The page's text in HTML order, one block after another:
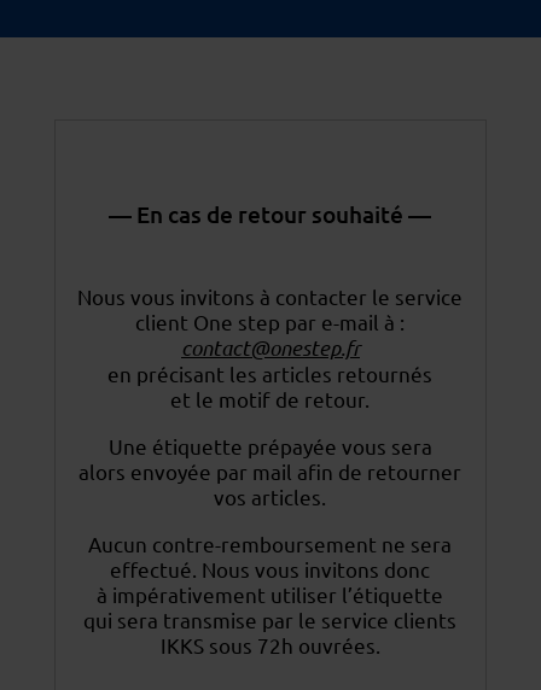
— En cas de retour souhaité —
Nous vous invitons à contacter le service
client One step par e-mail à :
contact@onestep.fr
en précisant les articles retournés
et le motif de retour.
Une étiquette prépayée vous sera
alors envoyée par mail afin de retourner
vos articles.
Aucun contre-remboursement ne sera
effectué. Nous vous invitons donc
à impérativement utiliser l’étiquette
qui sera transmise par le service clients
IKKS sous 72h ouvrées.